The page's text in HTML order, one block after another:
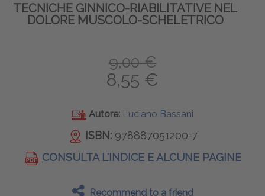
TECNICHE GINNICO-RIABILITATIVE NEL
DOLORE MUSCOLO-SCHELETRICO
9,00 €
8,55 €
Autore: Luciano Bassani
ISBN: 978887051200-7
CONSULTA L'INDICE E ALCUNE PAGINE
Recommend to a friend